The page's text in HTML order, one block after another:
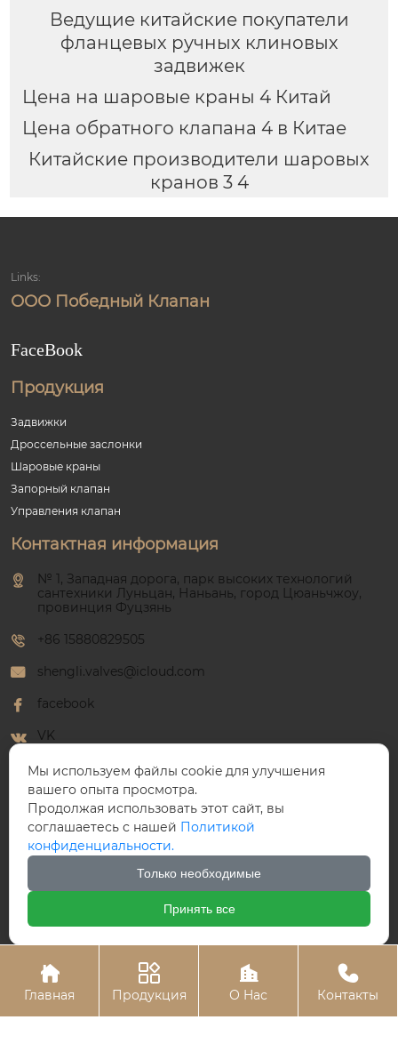
Ведущие китайские покупатели
фланцевых ручных клиновых
задвижек
Цена на шаровые краны 4 Китай
Цена обратного клапана 4 в Китае
Китайские производители шаровых
кранов 3 4
Links:
ООО Победный Клапан
FaceBook
Продукция
Задвижки
Дроссельные заслонки
Шаровые краны
Запорный клапан
Управления клапан
Контактная информация
№ 1, Западная дорога, парк высоких технологий
сантехники Луньцан, Наньань, город Цюаньчжоу,
провинция Фуцзянь
+86 15880829505
shengli.valves@icloud.com
facebook
VK
WhatsApp
ООО Победный Клапан

Главная

Продукция

О Hас

Контакты
Мы используем файлы cookie для улучшения
вашего опыта просмотра.
Продолжая использовать этот сайт, вы
соглашаетесь с нашей Политикой
конфиденциальности.
Только необходимые
Принять все